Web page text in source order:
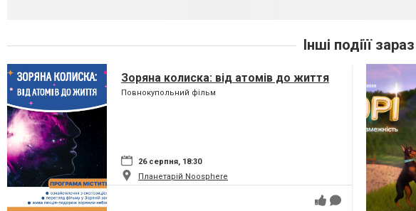
Інші подіїї зараз
Зоряна колиска: від атомів до життя
Повнокупольний фільм
26 серпня, 18:30
Планетарій Noosphere